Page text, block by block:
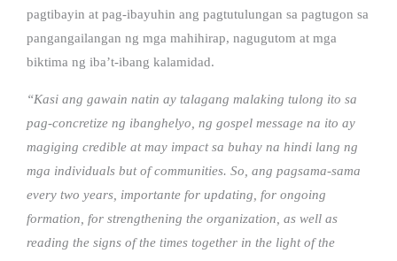
pagtibayin at pag-ibayuhin ang pagtutulungan sa pagtugon sa
pangangailangan ng mga mahihirap, nagugutom at mga
biktima ng iba’t-ibang kalamidad.
“Kasi ang gawain natin ay talagang malaking tulong ito sa
pag-concretize ng ibanghelyo, ng gospel message na ito ay
magiging credible at may impact sa buhay na hindi lang ng
mga individuals but of communities. So, ang pagsama-sama
every two years, importante for updating, for ongoing
formation, for strengthening the organization, as well as
reading the signs of the times together in the light of the